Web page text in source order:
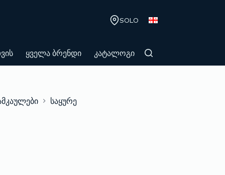
SOLO
ყველა ბრენდი კატალოგი
საყურე